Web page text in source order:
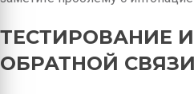
ТЕСТИРОВАНИЕ
ОБРАТНОЙ СВЯЗИ